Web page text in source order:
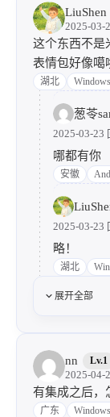
LiuShen
2025-03-
这个东西不是
表情包好像噶
湖北
葱苓
2025-03-23
哪都有你
安徽
2025-03-23
略！
湖北
展开全部
nn Lv.1
2025-04-
有集成之后，
广东